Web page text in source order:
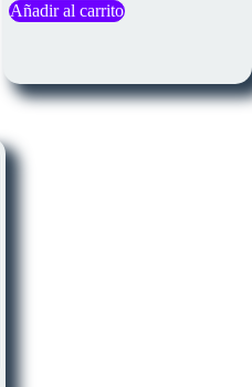
Añadir al carrito